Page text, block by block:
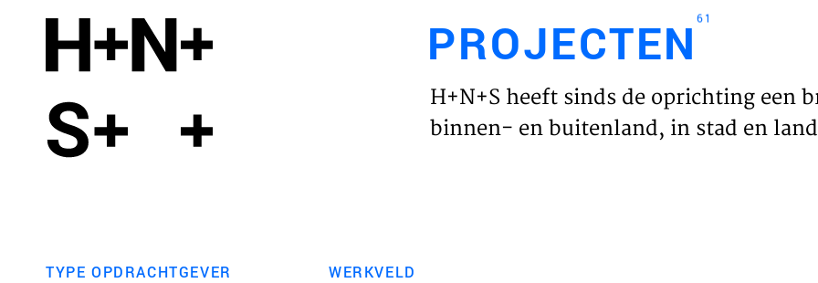
HOME
PROJECTEN61
H+N+S heeft sinds de oprichting een
binnen- en buitenland, in stad en
TYPE OPDRACHTGEVER WERKVELD